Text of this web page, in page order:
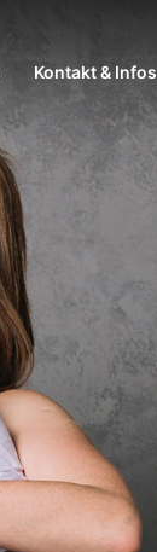
Kontakt & Infos